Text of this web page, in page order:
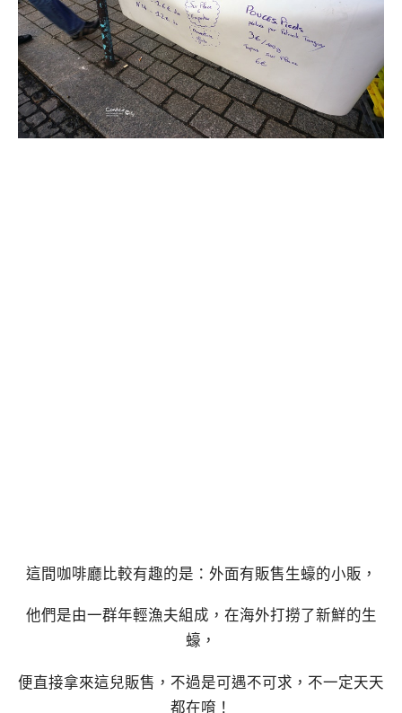
這間咖啡廳比較有趣的是：外面有販售生蠔的小販，
他們是由一群年輕漁夫組成，在海外打撈了新鮮的生
蠔，
便直接拿來這兒販售，不過是可遇不可求，不一定天天
都在唷！